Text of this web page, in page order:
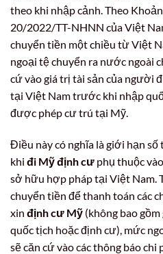
theo khi nhập cảnh. Theo
20/2022/TT-NHNN của Việt
chuyển tiền một chiều từ Việt
ngoại tệ chuyển ra nước ngoài
cứ vào giá trị tài sản của người
tại Việt Nam trước khi nhập
được phép cư trú tại Mỹ.
Điều này có nghĩa là giới hạn
khi đi Mỹ định cư phụ thuộc
sở hữu hợp pháp tại Việt Nam.
chuyển tiền để thanh toán các
xin định cư Mỹ (không bao
quốc tịch hoặc định cư), mức
sẽ căn cứ vào các thông báo